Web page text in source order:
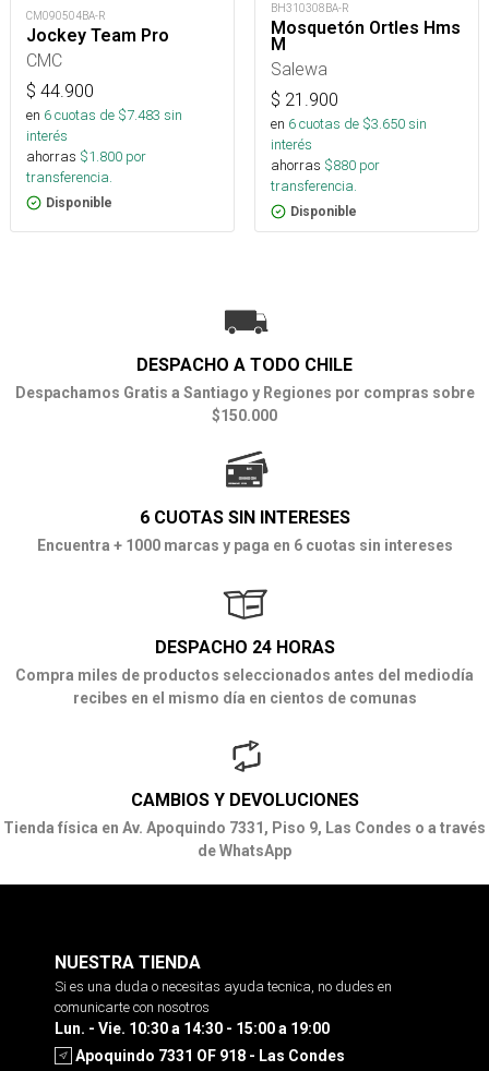
CM090504BA-R
Jockey Team Pro
CMC
$ 44.900
en 6cuotas de $7.483 sin
interés
ahorras $1.800 por
transferencia.
Disponible
BH310308BA-R
Mosquetón Ortles Hms
M
Salewa
$ 21.900
en 6cuotas de $3.650sin
interés
ahorras $880 por
transferencia.
Disponible
DESPACHO A TODO CHILE
Despachamos Gratis a Santiago y Regiones por compras sobre
$150.000
6 CUOTAS SIN INTERESES
Encuentra + 1000 marcas y paga en 6 cuotas sin intereses
DESPACHO 24 HORAS
Compra miles de productos seleccionados antes del mediodía
recibes en el mismo día en cientos de comunas
CAMBIOS Y DEVOLUCIONES
Tienda física en Av. Apoquindo 7331, Piso 9, Las Condes o a través
de WhatsApp
NUESTRA TIENDA
Si es una duda o necesitas ayuda tecnica, no dudes en
comunicarte con nosotros
Lun. - Vie. 10:30 a 14:30 - 15:00 a 19:00
Apoquindo 7331 OF 918 - Las Condes